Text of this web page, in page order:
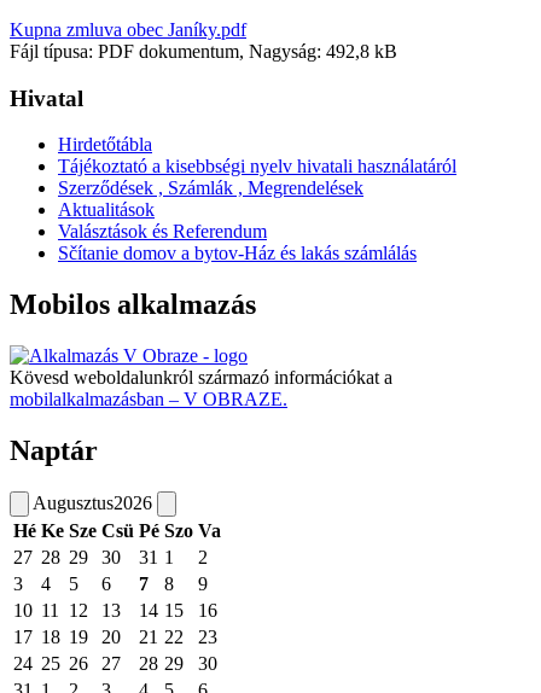
Kupna zmluva obec Janíky.pdf
Fájl típusa: PDF dokumentum, Nagyság: 492,8 kB
Hivatal
Hirdetőtábla
Tájékoztató a kisebbségi nyelv hivatali használatáról
Szerződések , Számlák , Megrendelések
Aktualitások
Valásztások és Referendum
Sčítanie domov a bytov-Ház és lakás számlálás
Mobilos alkalmazás
Kövesd weboldalunkról származó információkat a
mobilalkalmazásban – V OBRAZE.
Naptár
Augusztus2026
Hé Ke Sze Csü Pé Szo Va
27 28 29 30 31 1
2
3
4 5 6 7 8
9
10 11 12 13 14 15
16
17 18 19 20 21 22
23
24 25 26 27 28 29
30